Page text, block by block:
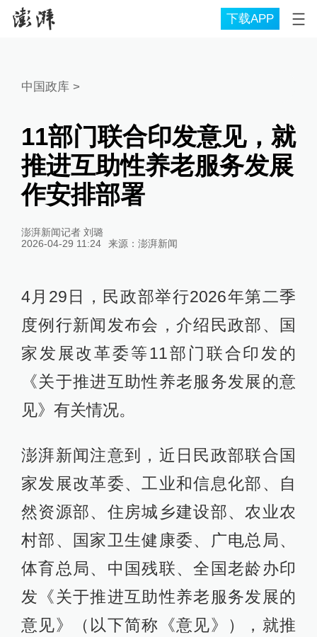
下载APP
中国政库 >
11部门联合印发意见，就
推进互助性养老服务发展
作安排部署
澎湃新闻记者 刘璐
2026-04-29 11:24
来源： 澎湃新闻
4月29日，民政部举行2026年第二季
度例行新闻发布会，介绍民政部、国
家发展改革委等11部门联合印发的
《关于推进互助性养老服务发展的意
见》有关情况。
澎湃新闻注意到，近日民政部联合国
家发展改革委、工业和信息化部、自
然资源部、住房城乡建设部、农业农
村部、国家卫生健康委、广电总局、
体育总局、中国残联、全国老龄办印
发《关于推进互助性养老服务发展的
意见》（以下简称《意见》），就推